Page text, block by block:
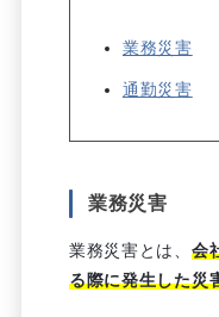
業務災害
通勤災害
業務災害
業務災害とは、 会
る際に発生した災